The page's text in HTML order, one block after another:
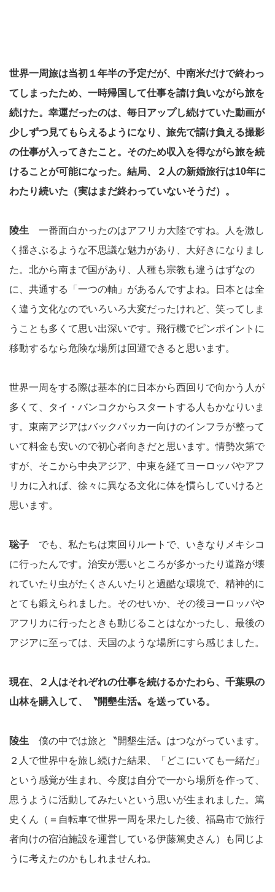
世界一周旅は当初１年半の予定だが、中南米だけで終わっ
てしまったため、一時帰国して仕事を請け負いながら旅を
続けた。幸運だったのは、毎日アップし続けていた動画が
少しずつ見てもらえるようになり、旅先で請け負える撮影
の仕事が入ってきたこと。そのため収入を得ながら旅を続
けることが可能になった。結局、２人の新婚旅行は10年に
わたり続いた（実はまだ終わっていないそうだ）。
陵生 一番面白かったのはアフリカ大陸ですね。人を激し
く揺さぶるような不思議な魅力があり、大好きになりまし
た。北から南まで国があり、人種も宗教も違うはずなの
に、共通する「一つの軸」があるんですよね。日本とは全
く違う文化なのでいろいろ大変だったけれど、笑ってしま
うことも多くて思い出深いです。飛行機でピンポイントに
移動するなら危険な場所は回避できると思います。
世界一周をする際は基本的に日本から西回りで向かう人が
多くて、タイ・バンコクからスタートする人もかなりいま
す。東南アジアはバックパッカー向けのインフラが整って
いて料金も安いので初心者向きだと思います。情勢次第で
すが、そこから中央アジア、中東を経てヨーロッパやアフ
リカに入れば、徐々に異なる文化に体を慣らしていけると
思います。
聡子 でも、私たちは東回りルートで、いきなりメキシコ
に行ったんです。治安が悪いところが多かったり道路が壊
れていたり虫がたくさんいたりと過酷な環境で、精神的に
とても鍛えられました。そのせいか、その後ヨーロッパや
アフリカに行ったときも動じることはなかったし、最後の
アジアに至っては、天国のような場所にすら感じました。
現在、２人はそれぞれの仕事を続けるかたわら、千葉県の
山林を購入して、〝開墾生活〟を送っている。
陵生 僕の中では旅と〝開墾生活〟はつながっています。
２人で世界中を旅し続けた結果、「どこにいても一緒だ」
という感覚が生まれ、今度は自分で一から場所を作って、
思うように活動してみたいという思いが生まれました。‎篤
史くん（＝自転車で世界一周を果たした後、福島市で旅行
者向けの宿泊施設を運営している伊藤篤史さん）も同じよ
うに考えたのかもしれませんね。